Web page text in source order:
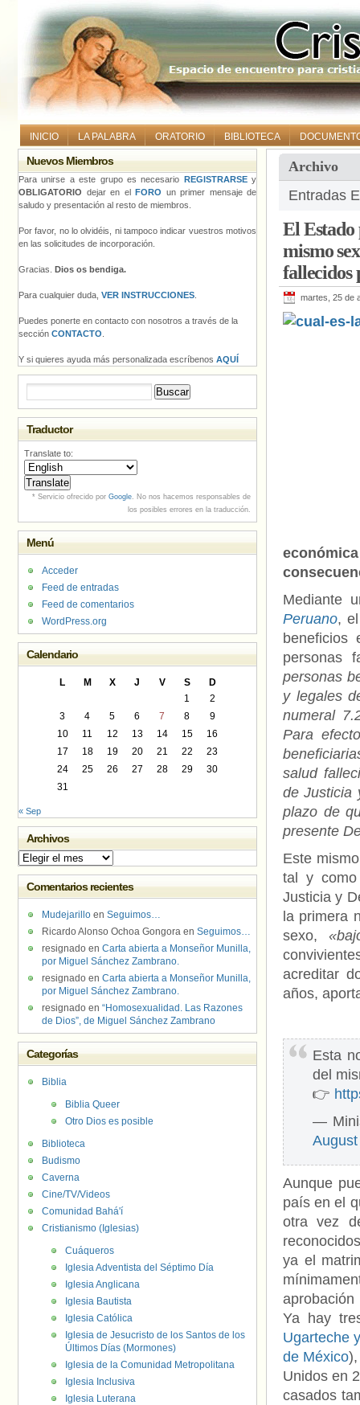
INICIO LA PALABRA ORATORIO BIBLIOTECA
Archivo
Entradas
El Estado
mismo
fallecidos
martes, 25 de
Mediante
Peruano,
personas
personas
y legales
numeral
Para
salud
de Justicia
plazo de
presente
Este
tal y como
Justicia y
la primera
sexo,
acreditar
años,
Esta
del
👉
—
Aunque
país en el
otra vez
ya el
Ya hay
Ugarteche
de México
Unidos en
casados
Nuevos Miembros
Para unirse a este grupo es necesario REGISTRARSEy
OBLIGATORIO dejar en el FORO un primer mensaje de
saludo y presentación al resto de miembros.
Por favor, no lo olvidéis, ni tampoco indicar vuestros motivos
en las solicitudes de incorporación.
Gracias. Dios os bendiga.
Para cualquier duda, VER INSTRUCCIONES
Puedes ponerte en contacto con nosotros a través de la
sección CONTACTO
Y si quieres ayuda más personalizada escríbenos AQUÍ
Traductor
Translate to:
* Servicio ofrecido por Google. No nos hacemos responsables de
los posibles errores en la traducción.
Menú
Acceder
Feed de entradas
Feed de comentarios
WordPress.org
Calendario
L M X J V S
D
1
2
3
4 5 6 7 8
9
10
11 12 13 14 15
16
17
18 19 20 21 22
23
24
25 26 27 28 29
30
31
« Sep
Archivos
Archivos
Comentarios recientes
Mudejarillo en Seguimos…
Ricardo Alonso Ochoa Gongora en Seguimos…
resignado en Carta abierta a Monseñor Munilla,
por Miguel Sánchez Zambrano.
resignado en Carta abierta a Monseñor Munilla,
por Miguel Sánchez Zambrano.
resignado en “Homosexualidad. Las Razones
de Dios”, de Miguel Sánchez Zambrano
Categorías
Biblia
Biblia Queer
Otro Dios es posible
Biblioteca
Budismo
Caverna
Cine/TV/Videos
Comunidad Bahá'í
Cristianismo (Iglesias)
Cuáqueros
Iglesia Adventista del Séptimo Día
Iglesia Anglicana
Iglesia Bautista
Iglesia Católica
Iglesia de Jesucristo de los Santos de los
Últimos Días (Mormones)
Iglesia de la Comunidad Metropolitana
Iglesia Inclusiva
Iglesia Luterana